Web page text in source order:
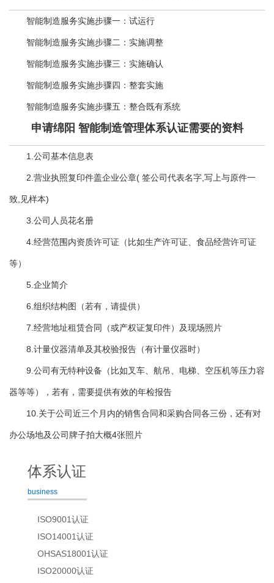
智能制造服务实施步骤一：试运行
智能制造服务实施步骤二：实施调整
智能制造服务实施步骤三：实施确认
智能制造服务实施步骤四：整套实施
智能制造服务实施步骤五：整合既有系统
申请绵阳 智能制造管理体系认证需要的资料
1.公司基本信息表
2.营业执照复印件盖企业公章( 签公司代表名字,写上与原件一
致,见样本)
3.公司人员花名册
4.经营范围内资质许可证（比如生产许可证、食品经营许可证
等）
5.企业简介
6.组织结构图（若有，请提供）
7.经营地址租赁合同（或产权证复印件）及现场照片
8.计量仪器清单及其校验报告（有计量仪器时）
9.公司有无特种设备（比如叉车、航吊、电梯、空压机等压力容
器等等），若有，需要提供有效的年检报告
10.关于公司近三个月内的销售合同和采购合同各三份，还有对
办公场地及公司牌子拍大概4张照片
体系认证
business
ISO9001认证
ISO14001认证
OHSAS18001认证
ISO20000认证